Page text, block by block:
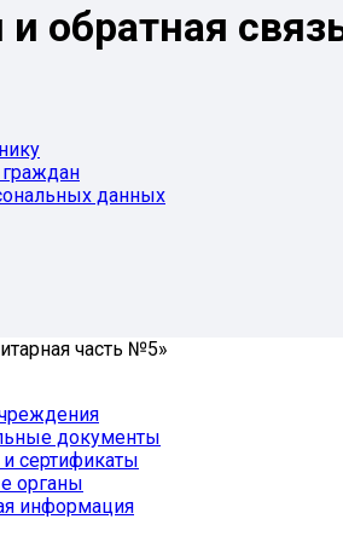
обратная
данных
часть №5»
документы
сертификаты
органы
информация